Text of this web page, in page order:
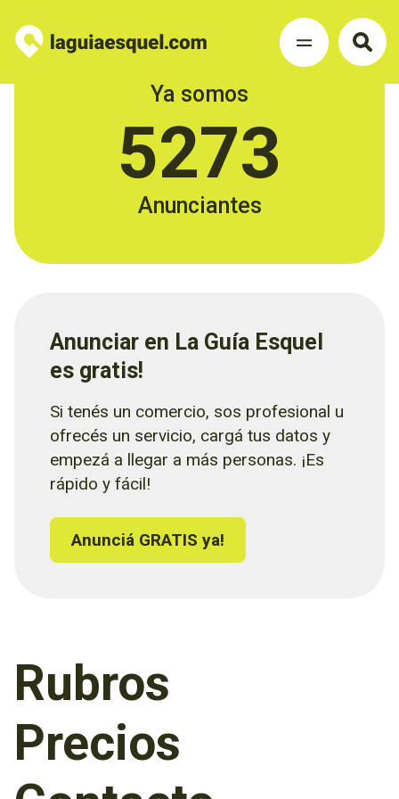
Ya somos
5273
Anunciantes
Anunciar en La Guía Esquel
es gratis!
Si tenés un comercio, sos profesional u
ofrecés un servicio, cargá tus datos y
empezá a llegar a más personas. ¡Es
rápido y fácil!
Anunciá GRATIS ya!
Rubros
Precios